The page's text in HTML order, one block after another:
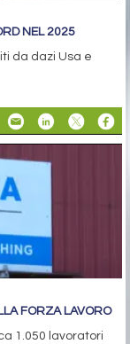
NEL 2025
da dazi Usa e
FORZA LAVORO
1.050 lavoratori